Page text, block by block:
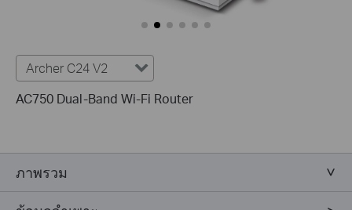
Archer C24 V2
AC750 Dual-Band Wi-Fi Router
ภาพรวม